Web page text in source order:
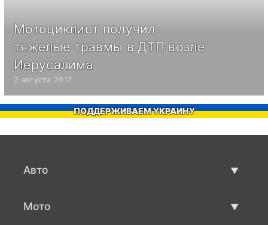
Мотоциклист получил
тяжелые травмы в ДТП возле
Иерусалима
2 августа 2017
ПОДДЕРЖИВАЕМ УКРАИНУ
Авто
Мото